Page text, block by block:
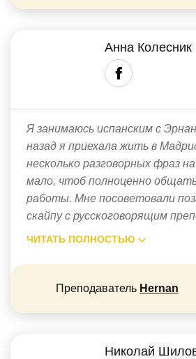
Анна Колесник
Я занимаюсь испанским с
назад я приехала жить в
несколько разговорных фраз
мало, чтоб полноценно
работы. Мне посоветовали
скайпу с русскоговорящим
ЧИТАТЬ ПОЛНОСТЬЮ
Преподаватель Hernan
Николай